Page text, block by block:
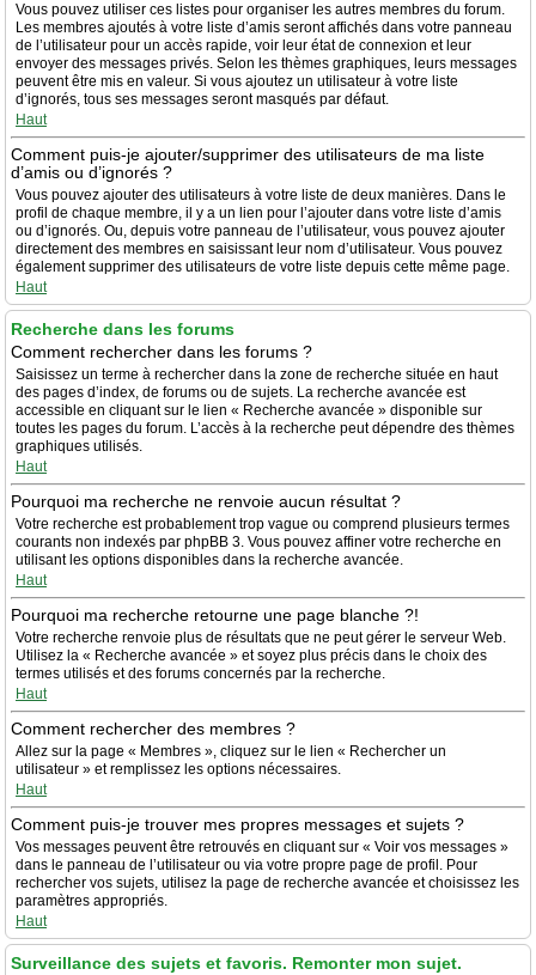
Vous pouvez utiliser ces listes pour organiser les autres membres du forum.
Les membres ajoutés à votre liste d’amis seront affichés dans votre panneau
de l’utilisateur pour un accès rapide, voir leur état de connexion et leur
envoyer des messages privés. Selon les thèmes graphiques, leurs messages
peuvent être mis en valeur. Si vous ajoutez un utilisateur à votre liste
d’ignorés, tous ses messages seront masqués par défaut.
Haut
Comment puis-je ajouter/supprimer des utilisateurs de ma liste
d’amis ou d’ignorés ?
Vous pouvez ajouter des utilisateurs à votre liste de deux manières. Dans le
profil de chaque membre, il y a un lien pour l’ajouter dans votre liste d’amis
ou d’ignorés. Ou, depuis votre panneau de l’utilisateur, vous pouvez ajouter
directement des membres en saisissant leur nom d’utilisateur. Vous pouvez
également supprimer des utilisateurs de votre liste depuis cette même page.
Haut
Recherche dans les forums
Comment rechercher dans les forums ?
Saisissez un terme à rechercher dans la zone de recherche située en haut
des pages d’index, de forums ou de sujets. La recherche avancée est
accessible en cliquant sur le lien « Recherche avancée » disponible sur
toutes les pages du forum. L’accès à la recherche peut dépendre des thèmes
graphiques utilisés.
Haut
Pourquoi ma recherche ne renvoie aucun résultat ?
Votre recherche est probablement trop vague ou comprend plusieurs termes
courants non indexés par phpBB 3. Vous pouvez affiner votre recherche en
utilisant les options disponibles dans la recherche avancée.
Haut
Pourquoi ma recherche retourne une page blanche ?!
Votre recherche renvoie plus de résultats que ne peut gérer le serveur Web.
Utilisez la « Recherche avancée » et soyez plus précis dans le choix des
termes utilisés et des forums concernés par la recherche.
Haut
Comment rechercher des membres ?
Allez sur la page « Membres », cliquez sur le lien « Rechercher un
utilisateur » et remplissez les options nécessaires.
Haut
Comment puis-je trouver mes propres messages et sujets ?
Vos messages peuvent être retrouvés en cliquant sur « Voir vos messages »
dans le panneau de l’utilisateur ou via votre propre page de profil. Pour
rechercher vos sujets, utilisez la page de recherche avancée et choisissez les
paramètres appropriés.
Haut
Surveillance des sujets et favoris. Remonter mon sujet.